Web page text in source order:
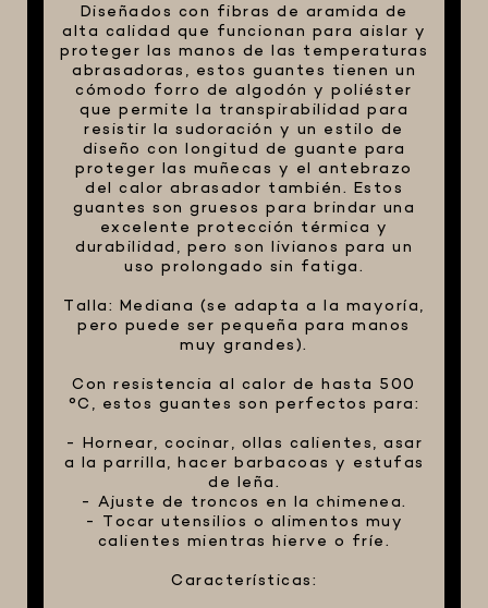
CAFÉ
PARRILLA
Diseñados con fibras de aramida de
alta calidad que funcionan para aislar y
proteger las manos de las temperaturas
abrasadoras, estos guantes tienen un
cómodo forro de algodón y poliéster
que permite la transpirabilidad para
resistir la sudoración y un estilo de
diseño con longitud de guante para
proteger las muñecas y el antebrazo
del calor abrasador también. Estos
guantes son gruesos para brindar una
excelente protección térmica y
durabilidad, pero son livianos para un
uso prolongado sin fatiga.
Talla: Mediana (se adapta a la mayoría,
pero puede ser pequeña para manos
muy grandes).
Con resistencia al calor de hasta 500
°C, estos guantes son perfectos para:
- Hornear, cocinar, ollas calientes, asar
a la parrilla, hacer barbacoas y estufas
de leña.
- Ajuste de troncos en la chimenea.
- Tocar utensilios o alimentos muy
calientes mientras hierve o fríe.
Características: